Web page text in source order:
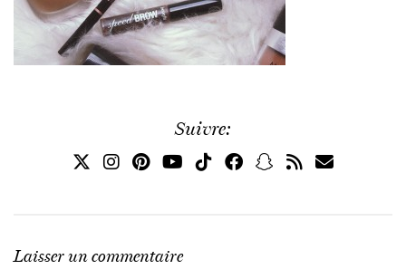
Suivre:
Laisser un commentaire